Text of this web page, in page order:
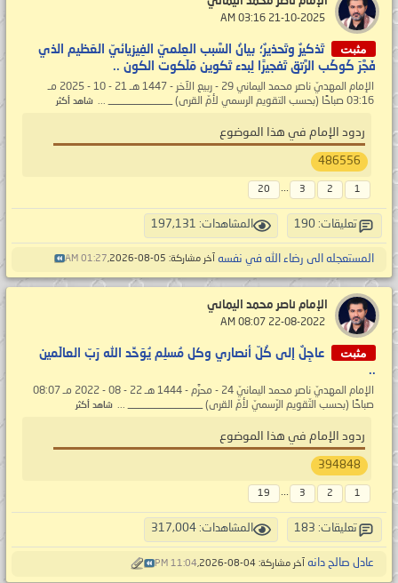
مثبت
تَذكيرٌ وتَحذيرٌ؛ بيانُ السَّبب العِلميّ الفِيزيائيّ العَظيم الذي
فَجَّرَ كَوكَب الرَّتق تَفجيرًا لِبدء تَكوين مَلَكوت الكون ..
الإمام المهديّ ناصر محمد اليماني 29 - ربيع الآخر - 1447 هـ 21 - 10 - 2025 مـ
03:16 صباحًا (بحسب التقويم الرسمي لأمّ القرى) ____________ ...
شاهد أكثر
ردود الإمام في هذا الموضوع
486556
1
2
3
...
20
تعليقات: 190 المشاهدات: 197,131
المستعجله الى رضاء الله في نفسه آخر مشاركة: 05-08-2026, 01:27 AM
الإمام ناصر محمد اليماني
مثبت
عاجِلٌ إلى كُلّ أنصاري وكل مُسلِم يُوَحِّد الله رَبّ العالَمين
..
الإمام المهديّ ناصر محمد اليمانيّ 24 - محرَّم - 1444 هـ 22 - 08 - 2022 مـ 08:07
صباحًا (بحسب التّقويم الرّسميّ لأمّ القرى) ______________ ... شاهد أكثر
ردود الإمام في هذا الموضوع
394848
1
2
3
...
19
تعليقات: 183 المشاهدات: 317,004
عادل صالح دانه آخر مشاركة: 04-08-2026, 11:04 PM